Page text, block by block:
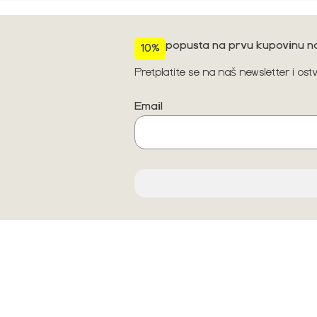
10% popusta na prvu kupovinu
Pretplatite se na naš newsletter i
Email